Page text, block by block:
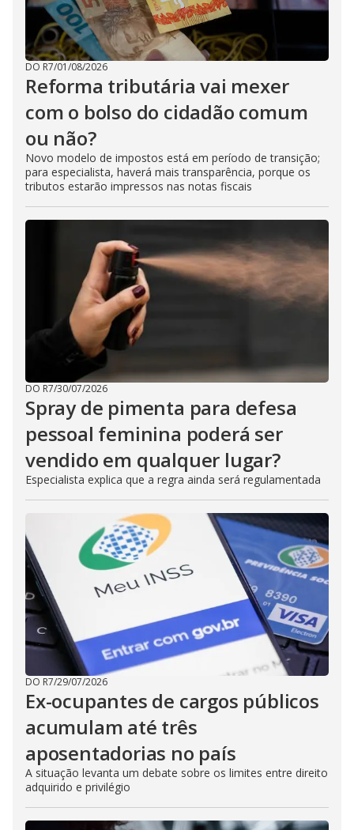
DO R7/01/08/2026
Reforma tributária vai mexer
com o bolso do cidadão comum
ou não?
Novo modelo de impostos está em período de transição;
para especialista, haverá mais transparência, porque os
tributos estarão impressos nas notas fiscais
DO R7/30/07/2026
Spray de pimenta para defesa
pessoal feminina poderá ser
vendido em qualquer lugar?
Especialista explica que a regra ainda será regulamentada
DO R7/29/07/2026
Ex-ocupantes de cargos públicos
acumulam até três
aposentadorias no país
A situação levanta um debate sobre os limites entre direito
adquirido e privilégio